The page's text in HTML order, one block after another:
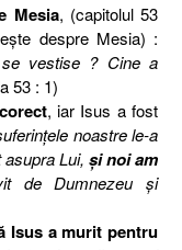
Mesia, (capitolul 53
despre Mesia) :
vestise ? Cine a
53 : 1)
, iar Isus a fost
noastre le-a
Lui, şi noi am
de Dumnezeu şi
Isus a murit pentru